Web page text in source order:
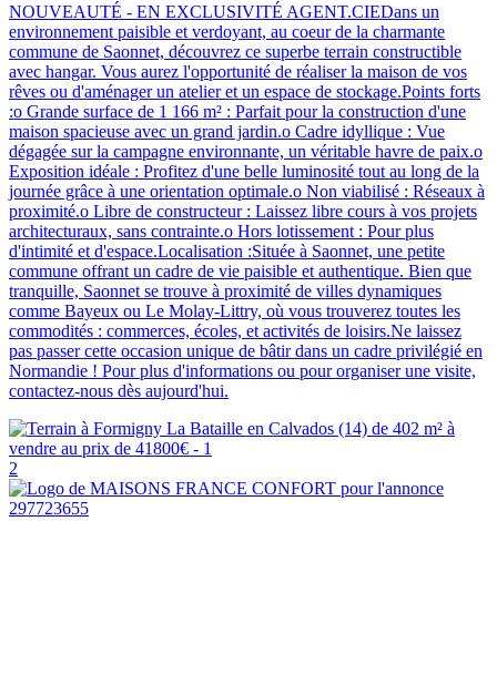
NOUVEAUTÉ - EN EXCLUSIVITÉ AGENT.CIEDans un
environnement paisible et verdoyant, au coeur de la charmante
commune de Saonnet, découvrez ce superbe terrain constructible
avec hangar. Vous aurez l'opportunité de réaliser la maison de vos
rêves ou d'aménager un atelier et un espace de stockage.Points forts
:o Grande surface de 1 166 m² : Parfait pour la construction d'une
maison spacieuse avec un grand jardin.o Cadre idyllique : Vue
dégagée sur la campagne environnante, un véritable havre de paix.o
Exposition idéale : Profitez d'une belle luminosité tout au long de la
journée grâce à une orientation optimale.o Non viabilisé : Réseaux à
proximité.o Libre de constructeur : Laissez libre cours à vos projets
architecturaux, sans contrainte.o Hors lotissement : Pour plus
d'intimité et d'espace.Localisation :Située à Saonnet, une petite
commune offrant un cadre de vie paisible et authentique. Bien que
tranquille, Saonnet se trouve à proximité de villes dynamiques
comme Bayeux ou Le Molay-Littry, où vous trouverez toutes les
commodités : commerces, écoles, et activités de loisirs.Ne laissez
pas passer cette occasion unique de bâtir dans un cadre privilégié en
Normandie ! Pour plus d'informations ou pour organiser une visite,
contactez-nous dès aujourd'hui.
2